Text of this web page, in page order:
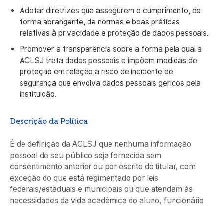
Adotar diretrizes que assegurem o cumprimento, de
forma abrangente, de normas e boas práticas
relativas à privacidade e proteção de dados pessoais.
Promover a transparência sobre a forma pela qual a
ACLSJ trata dados pessoais e impõem medidas de
proteção em relação a risco de incidente de
segurança que envolva dados pessoais geridos pela
instituição.
Descrição da Política
É de definição da ACLSJ que nenhuma informação
pessoal de seu público seja fornecida sem
consentimento anterior ou por escrito do titular, com
exceção do que está regimentado por leis
federais/estaduais e municipais ou que atendam às
necessidades da vida acadêmica do aluno, funcionário